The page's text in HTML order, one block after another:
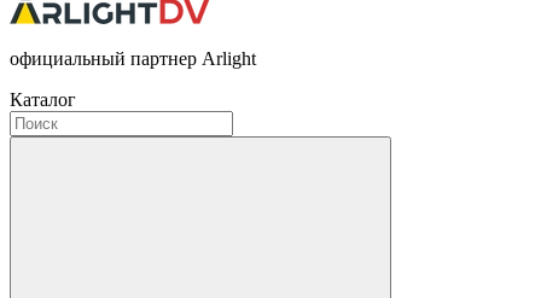
официальный партнер Arlight
Каталог